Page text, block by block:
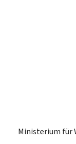
Ministerium für